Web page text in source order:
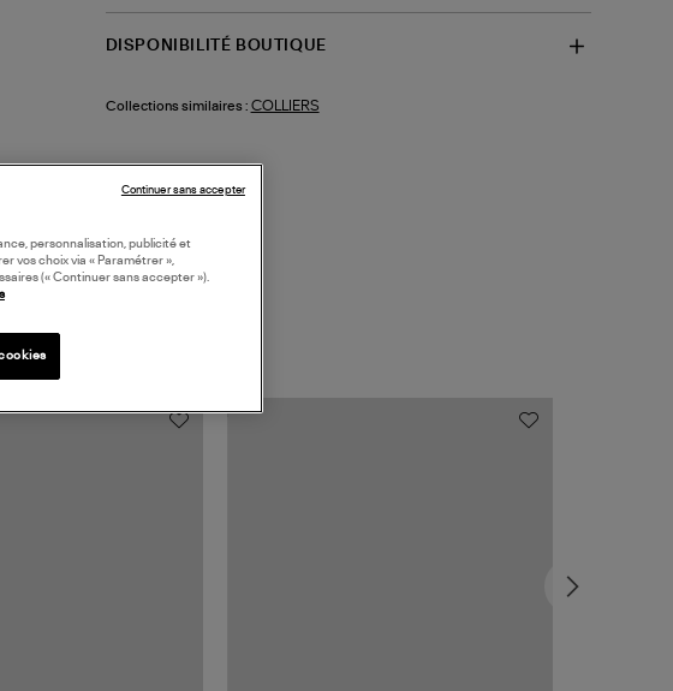
DISPONIBILITÉ BOUTIQUE
Collections similaires : COLLIERS
personnalisation, publicité et
vos choix via « Paramétrer »,
(« Continuer sans accepter »).
Continuer sans accepter